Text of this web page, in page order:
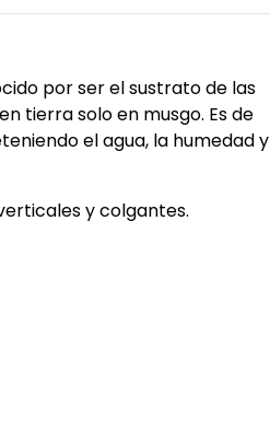
por ser el sustrato de las
tierra solo en musgo. Es de
el agua, la humedad y
y colgantes.